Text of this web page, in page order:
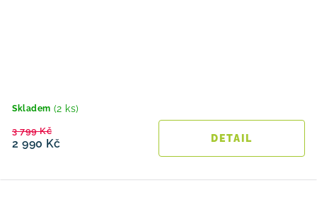
Skladem (2 ks)
2 990 Kč
3 799 Kč